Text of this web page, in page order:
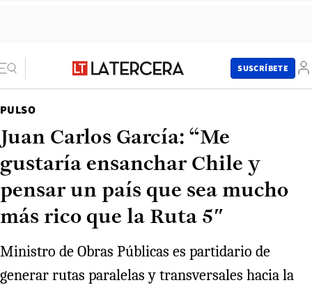
SUSCRÍBETE
PULSO
Juan Carlos García: “Me
gustaría ensanchar Chile y
pensar un país que sea mucho
más rico que la Ruta 5″
Ministro de Obras Públicas es partidario de
generar rutas paralelas y transversales hacia la